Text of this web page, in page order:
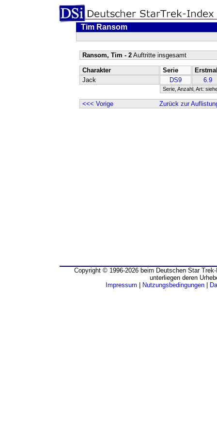
Tim Ransom
Ransom, Tim - 2Auftritte insgesamt
Charakter Serie
Jack
DS9 6.9
Serie, Anzahl, Art:
<<< Vorige Zurück zur
Copyright © 1996-2026 beim Deutschen Star
unterliegen deren
Impressum
Nutzungsbedingungen